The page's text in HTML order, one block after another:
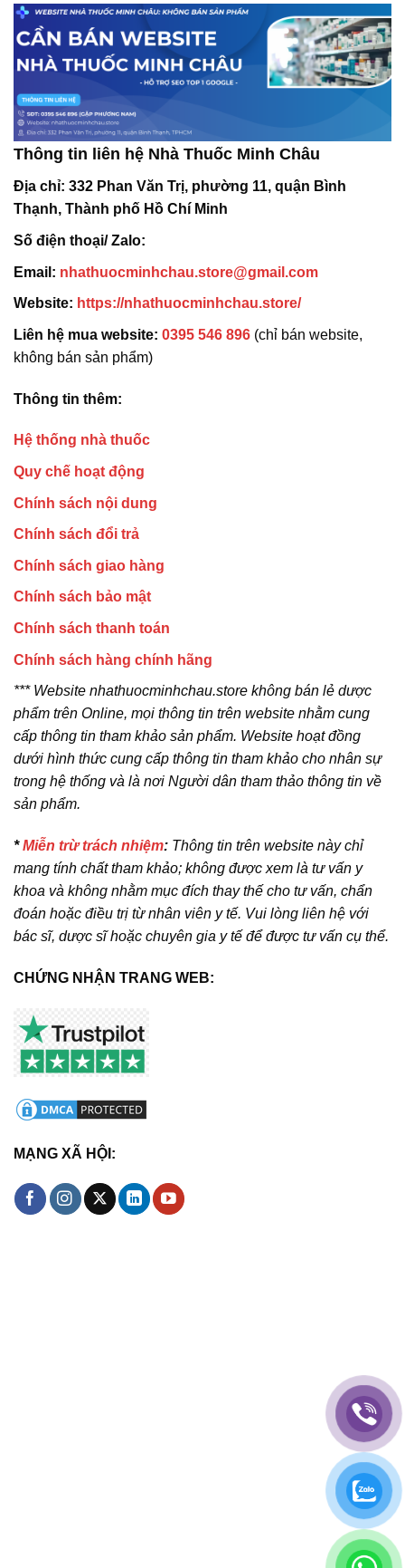
Thông tin liên hệ Nhà Thuốc Minh Châu
Địa chỉ: 332 Phan Văn Trị, phường 11, quận Bình
Thạnh, Thành phố Hồ Chí Minh
Số điện thoại/ Zalo:
Email: nhathuocminhchau.store@gmail.com
Website: https://nhathuocminhchau.store/
Liên hệ mua website: 0395 546 896 (chỉ bán website,
không bán sản phẩm)
Thông tin thêm:
Hệ thống nhà thuốc
Quy chế hoạt động
Chính sách nội dung
Chính sách đổi trả
Chính sách giao hàng
Chính sách bảo mật
Chính sách thanh toán
Chính sách hàng chính hãng
*** Website nhathuocminhchau.store không bán lẻ dược
phẩm trên Online, mọi thông tin trên website nhằm cung
cấp thông tin tham khảo sản phẩm. Website hoạt đồng
dưới hình thức cung cấp thông tin tham khảo cho nhân sự
trong hệ thống và là nơi Người dân tham thảo thông tin về
sản phẩm.
*Miễn trừ trách nhiệm: Thông tin trên website này chỉ
mang tính chất tham khảo; không được xem là tư vấn y
khoa và không nhằm mục đích thay thế cho tư vấn, chẩn
đoán hoặc điều trị từ nhân viên y tế. Vui lòng liên hệ với
bác sĩ, dược sĩ hoặc chuyên gia y tế để được tư vấn cụ thể.
CHỨNG NHẬN TRANG WEB:
MẠNG XÃ HỘI: